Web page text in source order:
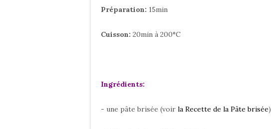
Préparation: 15min
Cuisson: 20min à 200°C
Ingrédients:
- une pâte brisée (voir la Recette de la Pâte brisée)